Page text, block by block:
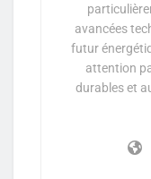
avancées
futur
attention
durables et